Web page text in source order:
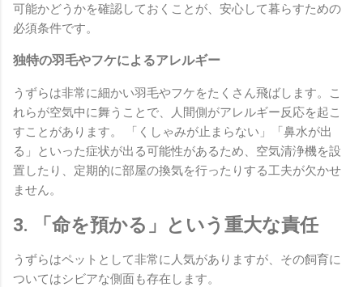
可能かどうかを確認しておくことが、安心して暮らすための
必須条件です。
独特の羽毛やフケによるアレルギー
うずらは非常に細かい羽毛やフケをたくさん飛ばします。こ
れらが空気中に舞うことで、人間側がアレルギー反応を起こ
すことがあります。 「くしゃみが止まらない」「鼻水が出
る」といった症状が出る可能性があるため、空気清浄機を設
置したり、定期的に部屋の換気を行ったりする工夫が欠かせ
ません。
3. 「命を預かる」という重大な責任
うずらはペットとして非常に人気がありますが、その飼育に
ついてはシビアな側面も存在します。